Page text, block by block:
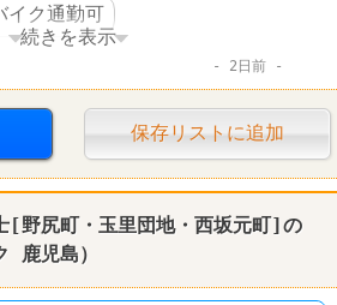
イク通勤可
転勤なし
続きを表示
2日前
保存リストに追加
[野尻町・玉里団地・西坂元町]の
鹿児島）